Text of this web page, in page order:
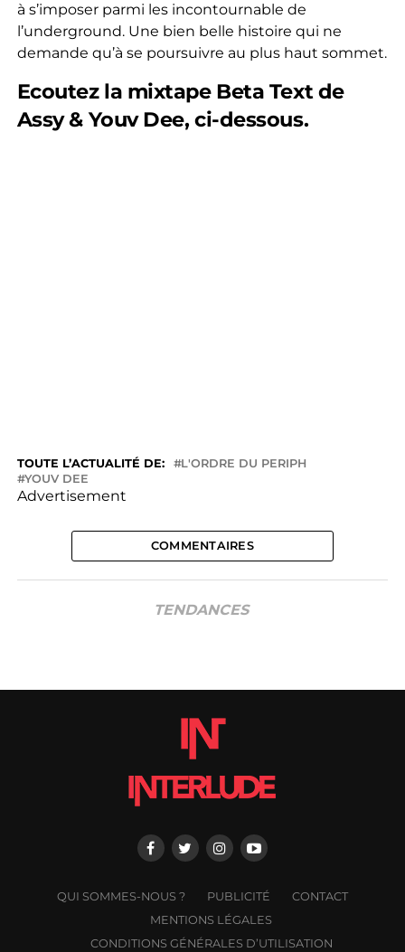
à s’imposer parmi les incontournable de
l’underground. Une bien belle histoire qui ne
demande qu’à se poursuivre au plus haut sommet.
Ecoutez la mixtape Beta Text de
Assy & Youv Dee, ci-dessous.
TOUTE L’ACTUALITÉ DE:
L'ORDRE DU PERIPH
YOUV DEE
Advertisement
COMMENTAIRES
TENDANCES
QUI SOMMES-NOUS ? PUBLICITÉ
CONTACT
MENTIONS LÉGALES
CONDITIONS GÉNÉRALES D’UTILISATION